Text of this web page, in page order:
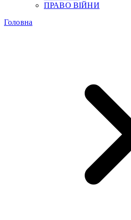
ПРАВО ВІЙНИ
Головна